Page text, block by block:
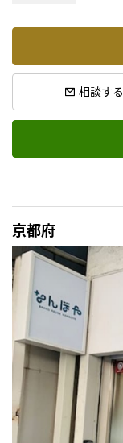
相談する
京都府